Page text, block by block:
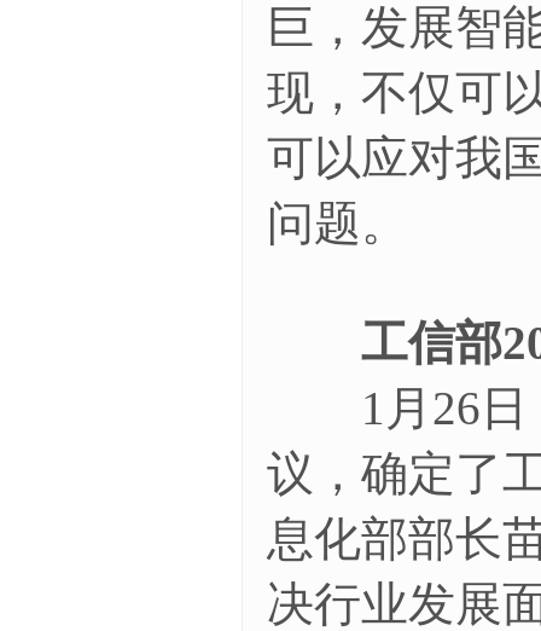
巨，发展智
现，不仅可
可以应对我
问题。
工信部
1月26日，
议，确定了
息化部部长
决行业发展